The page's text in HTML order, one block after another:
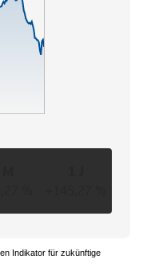
Indikator für zukünftige